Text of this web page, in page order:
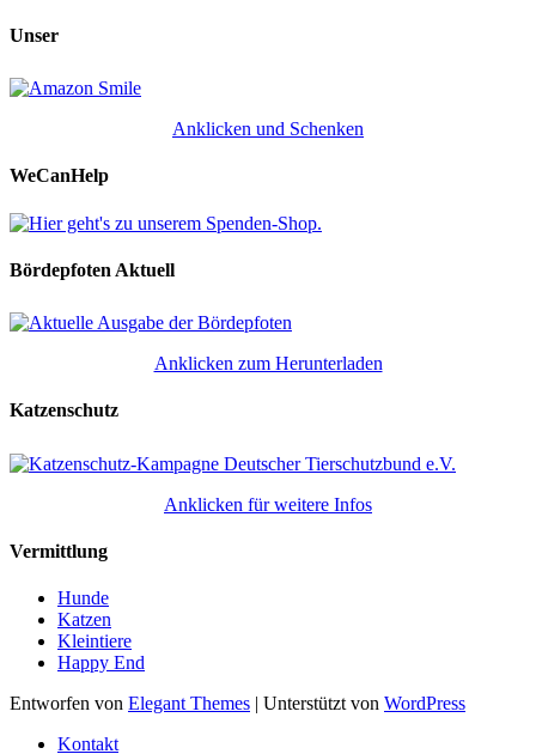
Unser
Anklicken und Schenken
WeCanHelp
Bördepfoten Aktuell
Anklicken zum Herunterladen
Katzenschutz
Anklicken für weitere Infos
Vermittlung
Hunde
Katzen
Kleintiere
Happy End
Entworfen von Elegant Themes | Unterstützt von WordPress
Kontakt